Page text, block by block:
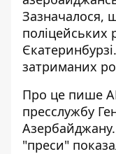
Зазначалося,
поліцейських
затриманих
Про це пише
пресслужбу
"преси"